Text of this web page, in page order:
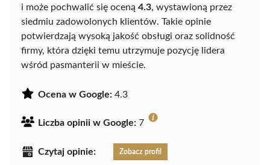
i może pochwalić się oceną 4.3, wystawioną przez
siedmiu zadowolonych klientów. Takie opinie
potwierdzają wysoką jakość obsługi oraz solidność
firmy, która dzięki temu utrzymuje pozycję lidera
wśród pasmanterii w mieście.
Ocena w Google: 4.3
Liczba opinii w Google: 7
Czytaj opinie: Zobacz profil